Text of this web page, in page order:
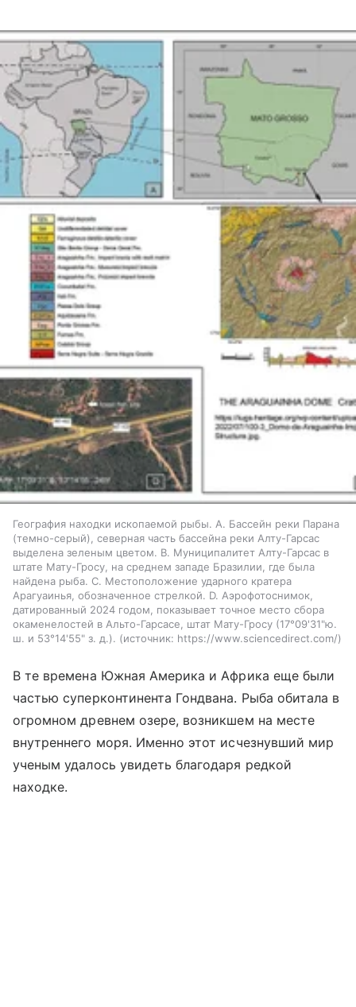
География находки ископаемой рыбы. A. Бассейн реки Парана
(темно-серый), северная часть бассейна реки Алту-Гарсас
выделена зеленым цветом. B. Муниципалитет Алту-Гарсас в
штате Мату-Гросу, на среднем западе Бразилии, где была
найдена рыба. C. Местоположение ударного кратера
Арагуаинья, обозначенное стрелкой. D. Аэрофотоснимок,
датированный 2024 годом, показывает точное место сбора
окаменелостей в Альто-Гарсасе, штат Мату-Гросу (17°09'31"ю.
ш. и 53°14'55" з. д.).
источник: https://www.sciencedirect.com/
В те времена Южная Америка и Африка еще были
частью суперконтинента Гондвана. Рыба обитала в
огромном древнем озере, возникшем на месте
внутреннего моря. Именно этот исчезнувший мир
ученым удалось увидеть благодаря редкой
находке.